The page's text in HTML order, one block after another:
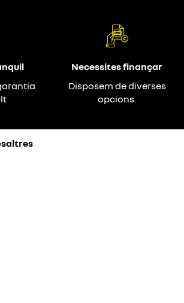
Necessites finançar
Disposem de diverses
opcions.